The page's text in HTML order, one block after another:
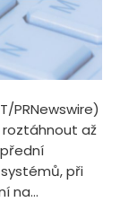
PRNewswire)
roztáhnout až
při
na...